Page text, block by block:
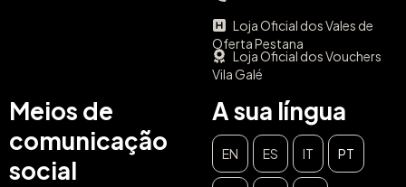
Loja Oficial dos Vales de
Oferta Pestana
Loja Oficial dos Vouchers
Vila Galé
Meios de
comunicação
social
A sua língua
EN ES IT PT